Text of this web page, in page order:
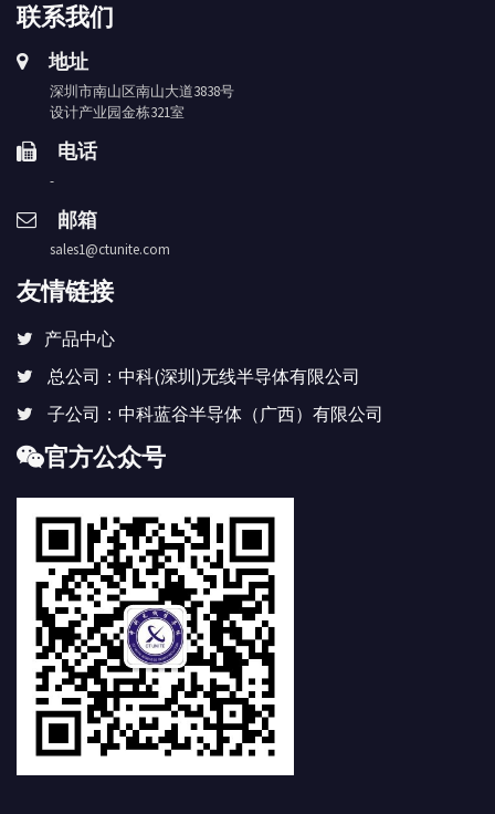
联系我们
地址
深圳市南山区南山大道3838号
设计产业园金栋321室
电话
-
邮箱
sales1@ctunite.com
友情链接
产品中心
总公司：中科(深圳)无线半导体有限公司
子公司：中科蓝谷半导体（广西）有限公司
官方公众号